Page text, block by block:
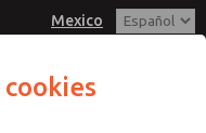
Mexico